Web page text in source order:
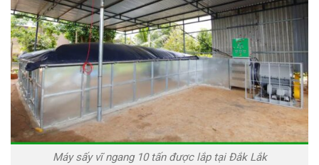
Máy sấy vĩ ngang 10 tấn được lắp tại Đắk Lắk